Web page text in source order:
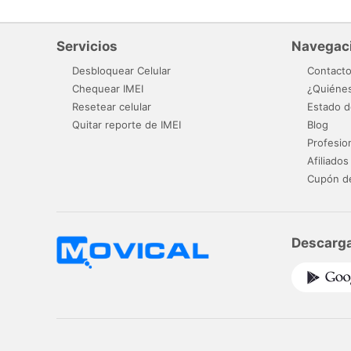
Servicios
Desbloquear Celular
Chequear IMEI
Resetear celular
Quitar reporte de IMEI
Contacto
Estado
Blog
Afiliados
Cupón